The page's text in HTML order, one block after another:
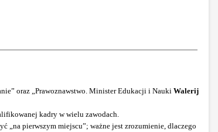
oraz „Prawoznawstwo. Minister Edukacji i Nauki Walerij
kadry w wielu zawodach.
„na pierwszym miejscu”; ważne jest zrozumienie, dlaczego